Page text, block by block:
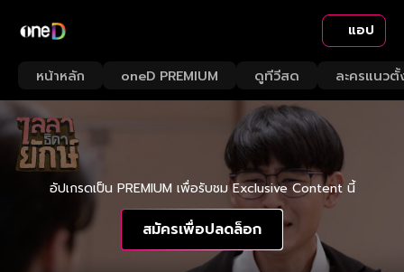
แอป
หน้าหลัก oneD PREMIUM ดูทีวีสด ละครแนวตั้
อัปเกรดเป็น PREMIUM เพื่อรับชม Exclusive Content นี้
สมัครเพื่อปลดล็อก